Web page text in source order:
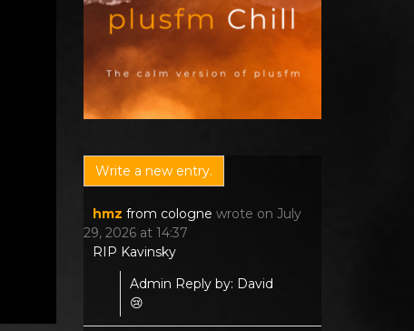
hmz from cologne wrote on July
29, 2026 at 14:37
RIP Kavinsky
Admin Reply by: David
😢